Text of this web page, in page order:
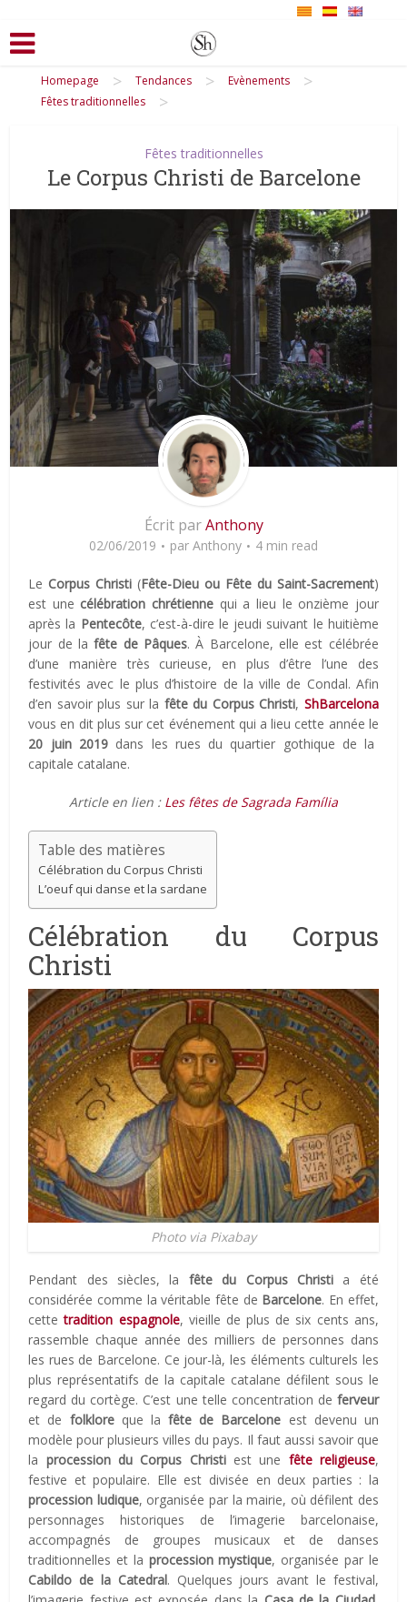
Homepage > Tendances > Evènements >
Fêtes traditionnelles >
Fêtes traditionnelles
Le Corpus Christi de Barcelone
Écrit parAnthony
02/06/2019 par Anthony 4 min read
LeCorpus Christi (Fête-Dieu ou Fête du Saint-Sacrement)
est une célébration chrétienne qui a lieu le onzième jour
après la Pentecôte, c’est-à-dire le jeudi suivant le huitième
jour de lafête de Pâques. À Barcelone, elle est célébrée
d’une manière très curieuse, en plus d’être l’une des
festivités avec le plus d’histoire de la ville de Condal. Afin
d’en savoir plus sur la fête du Corpus Christi, ShBarcelona
vous en dit plus sur cet événement qui a lieu cette année le
20 juin 2019dans les rues du quartier gothique de la
capitale catalane.
Article en lien : Les fêtes de Sagrada Família
Table des matières
Célébration du Corpus Christi
L’oeuf qui danse et la sardane
Célébration du Corpus
Christi
Photo via Pixabay
Pendant des siècles, la fête du Corpus Christi a été
considérée comme la véritable fête de Barcelone. En effet,
cettetradition espagnole, vieille de plus de six cents ans,
rassemble chaque année des milliers de personnes dans
les rues de Barcelone. Ce jour-là, les éléments culturels les
plus représentatifs de la capitale catalane défilent sous le
regard du cortège. C’est une telle concentration de ferveur
et de folkloreque lafête de Barcelone est devenu un
modèle pour plusieurs villes du pays. Il faut aussi savoir que
la procession du Corpus Christiest une fête religieuse,
festive et populaire. Elle est divisée en deux parties : la
procession ludique, organisée par la mairie, où défilent des
personnages historiques de l’imagerie barcelonaise,
accompagnés de groupes musicaux et de danses
traditionnelles et la procession mystique, organisée par le
Cabildo de la Catedral. Quelques jours avant le festival,